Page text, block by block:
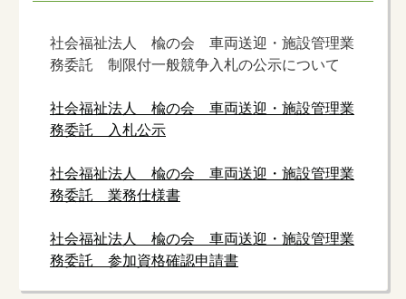
社会福祉法人 楡の会 車両送迎・施設管理業
務委託 制限付一般競争入札の公示について
社会福祉法人 楡の会 車両送迎・施設管理業
務委託 入札公示
社会福祉法人 楡の会 車両送迎・施設管理業
務委託 業務仕様書
社会福祉法人 楡の会 車両送迎・施設管理業
務委託 参加資格確認申請書